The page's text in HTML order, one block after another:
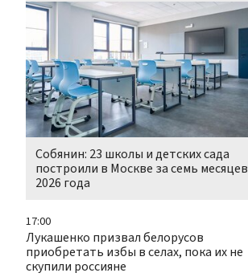
Собянин: 23 школы и детских сада
построили в Москве за семь месяцев
2026 года
17:00
Лукашенко призвал белорусов
приобретать избы в селах, пока их не
скупили россияне